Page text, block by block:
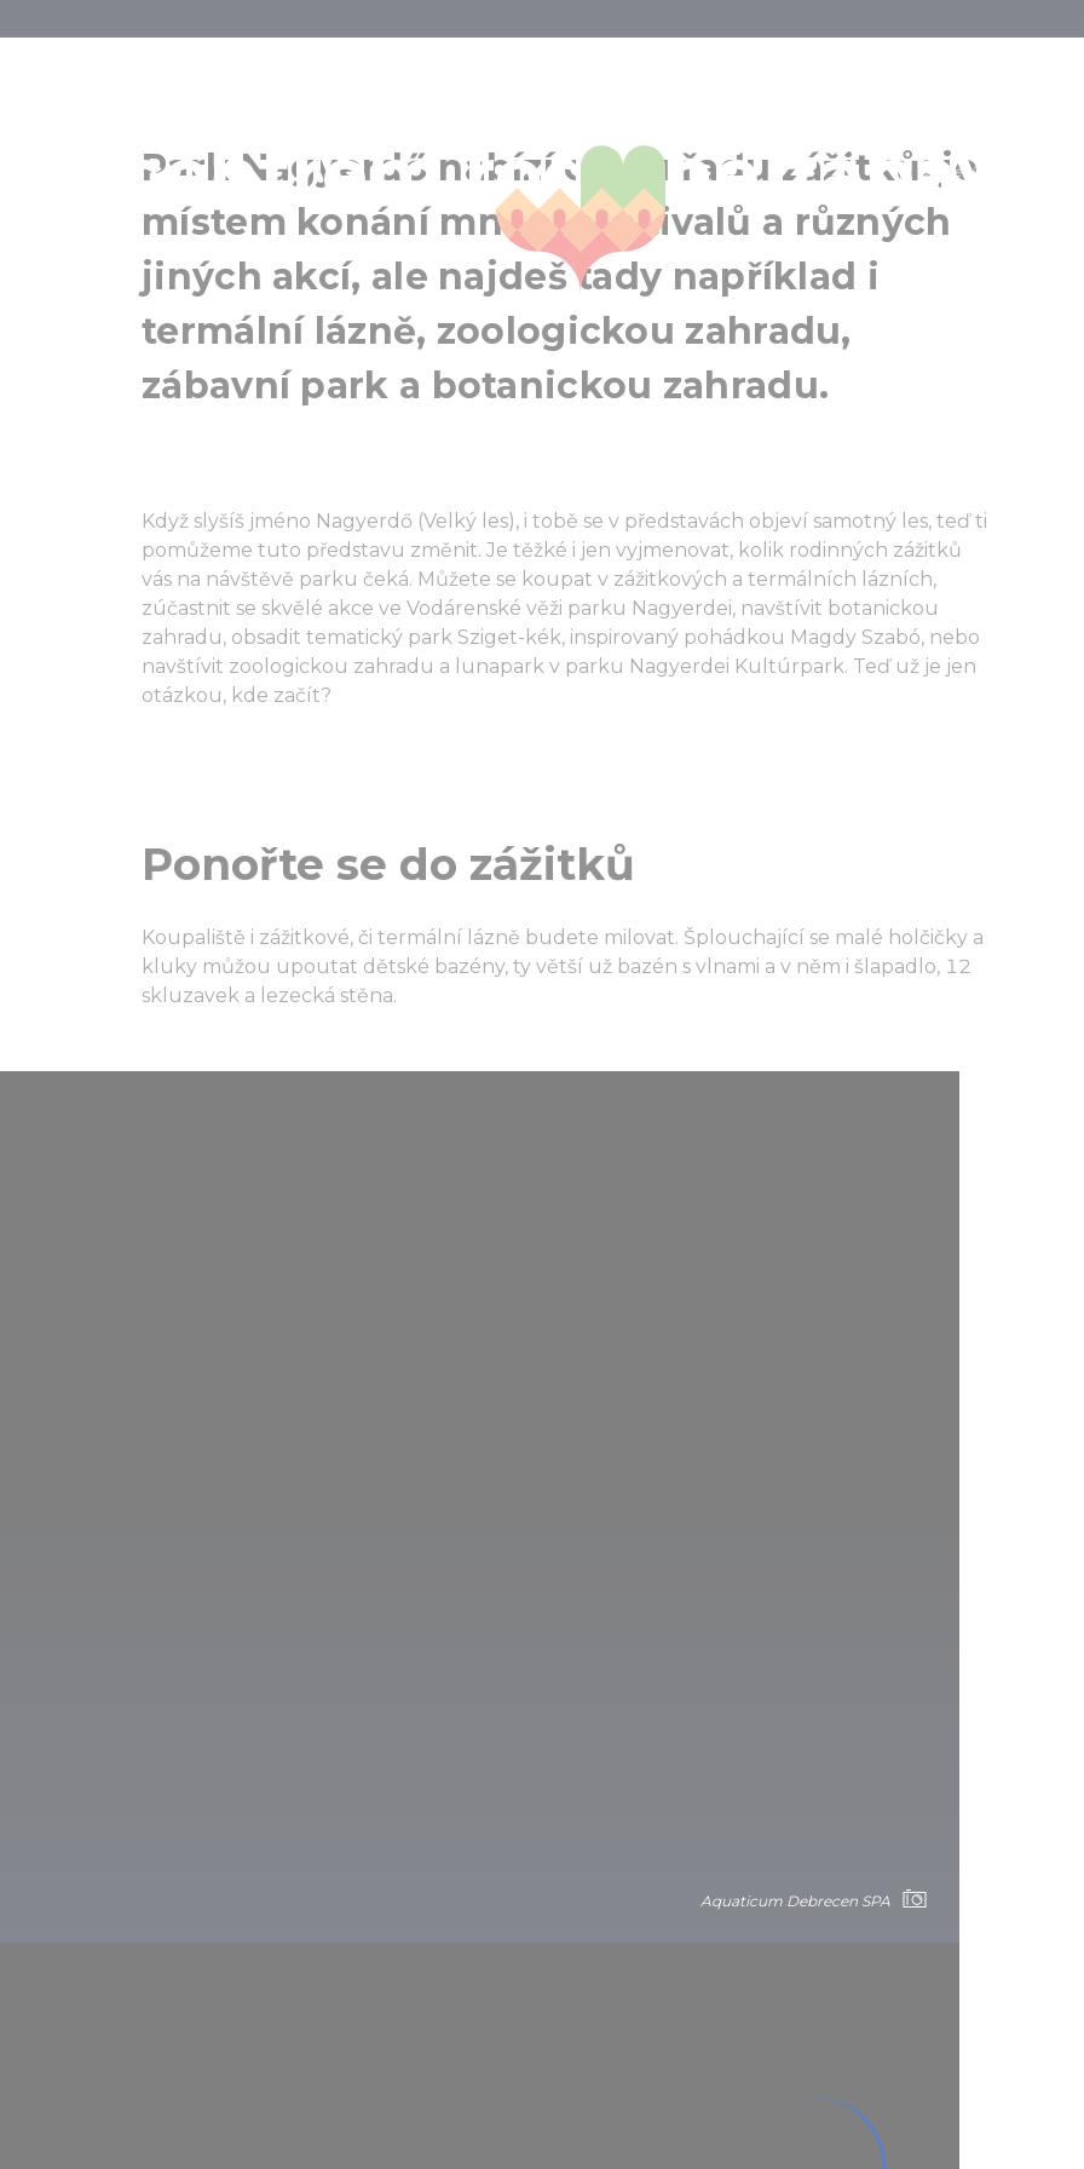
centrem rodinné zábavy
Debrecín a okolí
Park Nagyerdő nabízí celou řadu zážitků: je
místem konání mnoha festivalů a různých
jiných akcí, ale najdeš tady například i
termální lázně, zoologickou zahradu,
zábavní park a botanickou zahradu.
Když slyšíš jméno Nagyerdő (Velký les), i tobě se v představách objeví samotný les, teď ti
pomůžeme tuto představu změnit. Je těžké i jen vyjmenovat, kolik rodinných zážitků
vás na návštěvě parku čeká. Můžete se koupat v zážitkových a termálních lázních,
zúčastnit se skvělé akce ve Vodárenské věži parku Nagyerdei, navštívit botanickou
zahradu, obsadit tematický park Sziget-kék, inspirovaný pohádkou Magdy Szabó, nebo
navštívit zoologickou zahradu a lunapark v parku Nagyerdei Kultúrpark. Teď už je jen
otázkou, kde začít?
Ponořte se do zážitků
Koupaliště i zážitkové, či termální lázně budete milovat. Šplouchající se malé holčičky a
kluky můžou upoutat dětské bazény, ty větší už bazén s vlnami a v něm i šlapadlo, 12
skluzavek a lezecká stěna.
Aquaticum Debrecen SPA